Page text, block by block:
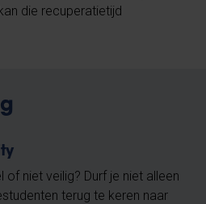
die recuperatietijd
of niet veilig? Durf je niet alleen
terug te keren naar